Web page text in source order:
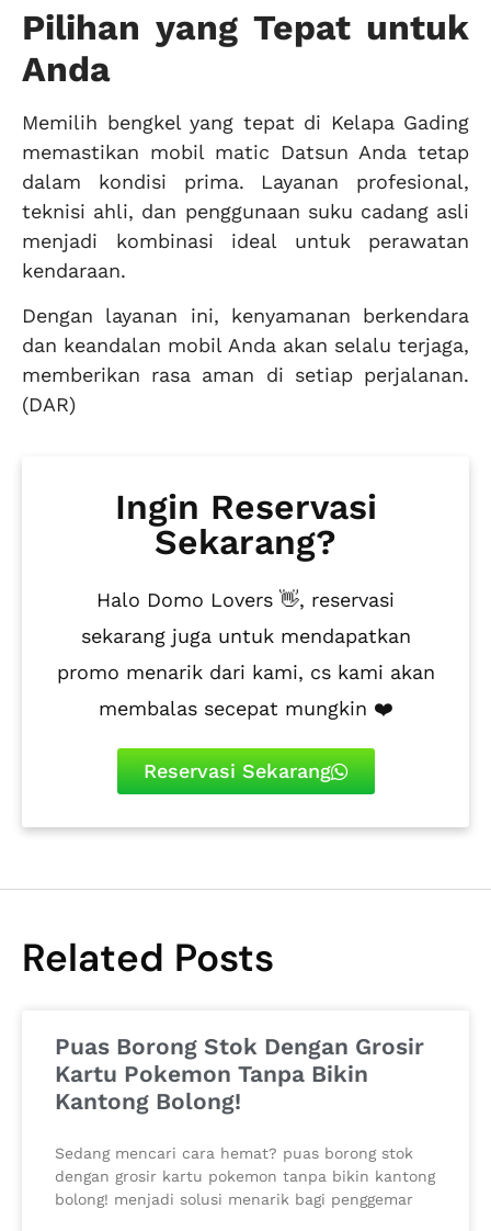
Pilihan yang Tepat untuk
Anda
Memilih bengkel yang tepat di Kelapa Gading
memastikan mobil matic Datsun Anda tetap
dalam kondisi prima. Layanan profesional,
teknisi ahli, dan penggunaan suku cadang asli
menjadi kombinasi ideal untuk perawatan
kendaraan.
Dengan layanan ini, kenyamanan berkendara
dan keandalan mobil Anda akan selalu terjaga,
memberikan rasa aman di setiap perjalanan.
(DAR)
Ingin Reservasi
Sekarang?
Halo Domo Lovers 👋, reservasi
sekarang juga untuk mendapatkan
promo menarik dari kami, cs kami akan
membalas secepat mungkin ❤️
Reservasi Sekarang
Related Posts
Puas Borong Stok Dengan Grosir
Kartu Pokemon Tanpa Bikin
Kantong Bolong!
Sedang mencari cara hemat? puas borong stok
dengan grosir kartu pokemon tanpa bikin kantong
bolong! menjadi solusi menarik bagi penggemar